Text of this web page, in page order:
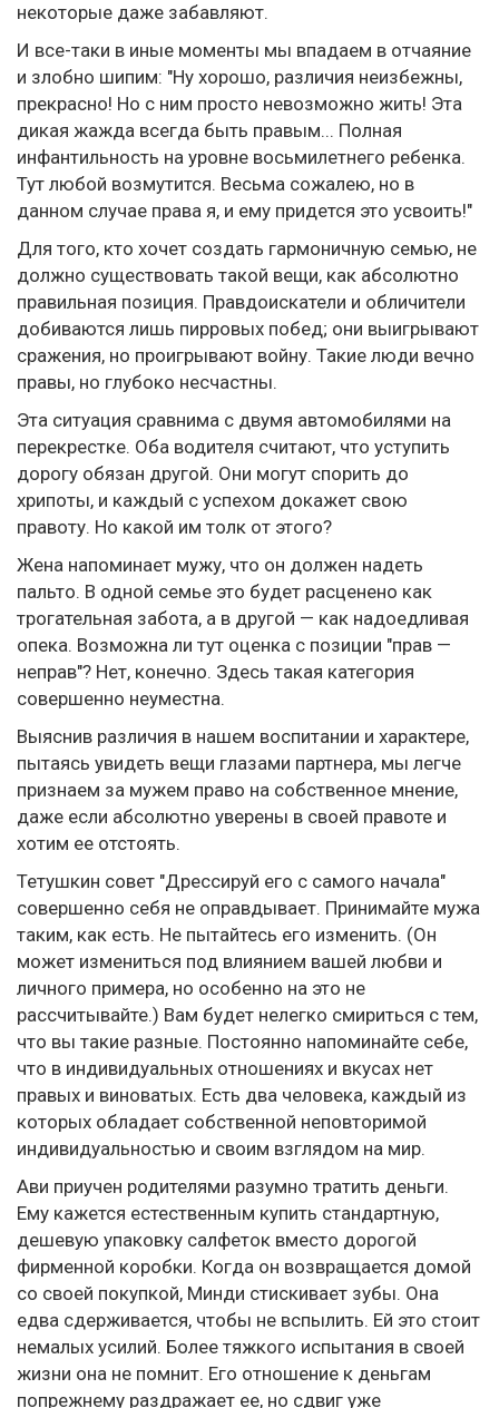
некоторые даже забавляют.
И все-таки в иные моменты мы впадаем в отчаяние
и злобно шипим: "Ну хорошо, различия неизбежны,
прекрасно! Но с ним просто невозможно жить! Эта
дикая жажда всегда быть правым... Полная
инфантильность на уровне восьмилетнего ребенка.
Тут любой возмутится. Весьма сожалею, но в
данном случае права я, и ему придется это усвоить!"
Для того, кто хочет создать гармоничную семью, не
должно существовать такой вещи, как абсолютно
правильная позиция. Правдоискатели и обличители
добиваются лишь пирровых побед; они выигрывают
сражения, но проигрывают войну. Такие люди вечно
правы, но глубоко несчастны.
Эта ситуация сравнима с двумя автомобилями на
перекрестке. Оба водителя считают, что уступить
дорогу обязан другой. Они могут спорить до
хрипоты, и каждый с успехом докажет свою
правоту. Но какой им толк от этого?
Жена напоминает мужу, что он должен надеть
пальто. В одной семье это будет расценено как
трогательная забота, а в другой — как надоедливая
опека. Возможна ли тут оценка с позиции "прав —
неправ"? Нет, конечно. Здесь такая категория
совершенно неуместна.
Выяснив различия в нашем воспитании и характере,
пытаясь увидеть вещи глазами партнера, мы легче
признаем за мужем право на собственное мнение,
даже если абсолютно уверены в своей правоте и
хотим ее отстоять.
Тетушкин совет "Дрессируй его с самого начала"
совершенно себя не оправдывает. Принимайте мужа
таким, как есть. Не пытайтесь его изменить. (Он
может измениться под влиянием вашей любви и
личного примера, но особенно на это не
рассчитывайте.) Вам будет нелегко смириться с тем,
что вы такие разные. Постоянно напоминайте себе,
что в индивидуальных отношениях и вкусах нет
правых и виноватых. Есть два человека, каждый из
которых обладает собственной неповторимой
индивидуальностью и своим взглядом на мир.
Ави приучен родителями разумно тратить деньги.
Ему кажется естественным купить стандартную,
дешевую упаковку салфеток вместо дорогой
фирменной коробки. Когда он возвращается домой
со своей покупкой, Минди стискивает зубы. Она
едва сдерживается, чтобы не вспылить. Ей это стоит
немалых усилий. Более тяжкого испытания в своей
жизни она не помнит. Его отношение к деньгам
попрежнему раздражает ее, но сдвиг уже